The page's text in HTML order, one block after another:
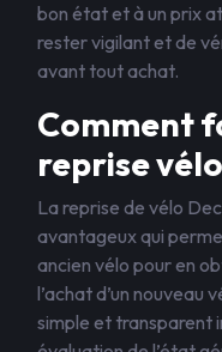
bon état et à un prix
rester vigilant et de
avant tout achat.
Comment
reprise
La reprise de vélo
avantageux qui
ancien vélo pour en
l’achat d’un nouveau
simple et transparent